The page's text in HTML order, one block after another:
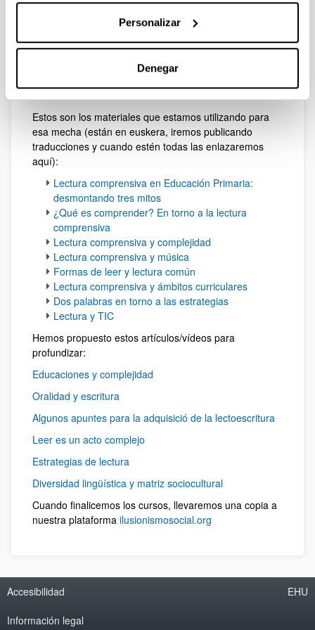
Personalizar
Denegar
Estos dos cursos tienen unos contenidos similares para
prender el debate, intercambiar vivencias y
Estos son los materiales que estamos utilizando para
esa mecha (están en euskera, iremos publicando
traducciones y cuando estén todas las enlazaremos
aquí):
Lectura comprensiva en Educación Primaria:
desmontando tres mitos
¿Qué es comprender? En torno a la lectura
comprensiva
Lectura comprensiva y complejidad
Lectura comprensiva y música
Formas de leer y lectura común
Lectura comprensiva y ámbitos curriculares
Dos palabras en torno a las estrategias
Lectura y TIC
Hemos propuesto estos artículos/vídeos para
profundizar:
Educaciones y complejidad
Oralidad y escritura
Algunos apuntes para la adquisició de la lectoescritura
Leer es un acto complejo
Estrategias de lectura
Diversidad lingüística y matriz sociocultural
Cuando finalicemos los cursos, llevaremos una copia a
nuestra plataforma ilusionismosocial.org
Accesibilidad
Información legal
EHU